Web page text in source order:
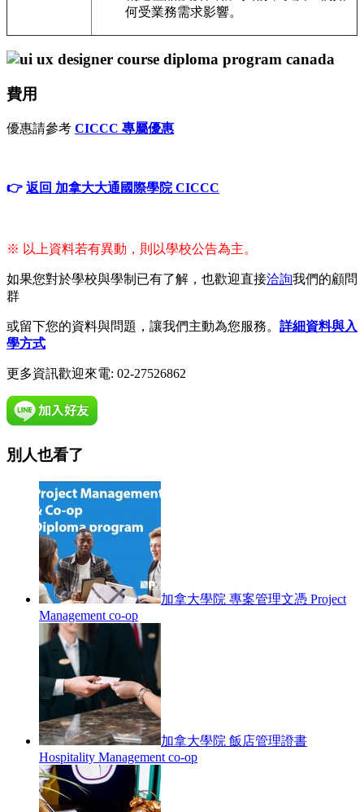
何受業務需求影響。
費用
優惠請參考 CICCC 專屬優惠
👉 返回 加拿大大通國際學院 CICCC
※ 以上資料若有異動，則以學校公告為主。
如果您對於學校與學制已有了解，也歡迎直接洽詢我們的顧問
群
或留下您的資料與問題，讓我們主動為您服務。 詳細資料與入
學方式
更多資訊歡迎來電: 02-27526862
別人也看了
加拿大學院 專案管理文憑 Project
Management co-op
加拿大學院 飯店管理證書
Hospitality Management co-op